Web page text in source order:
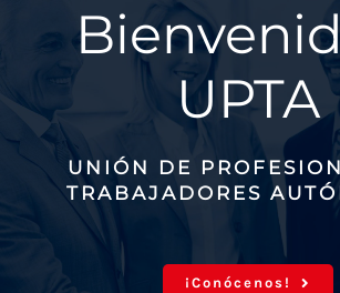
UPTA
UNIÓN DE
TRABAJADORES
¡Conócenos!